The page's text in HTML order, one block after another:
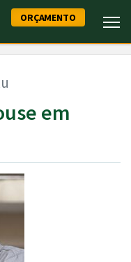
ORÇAMENTO
em